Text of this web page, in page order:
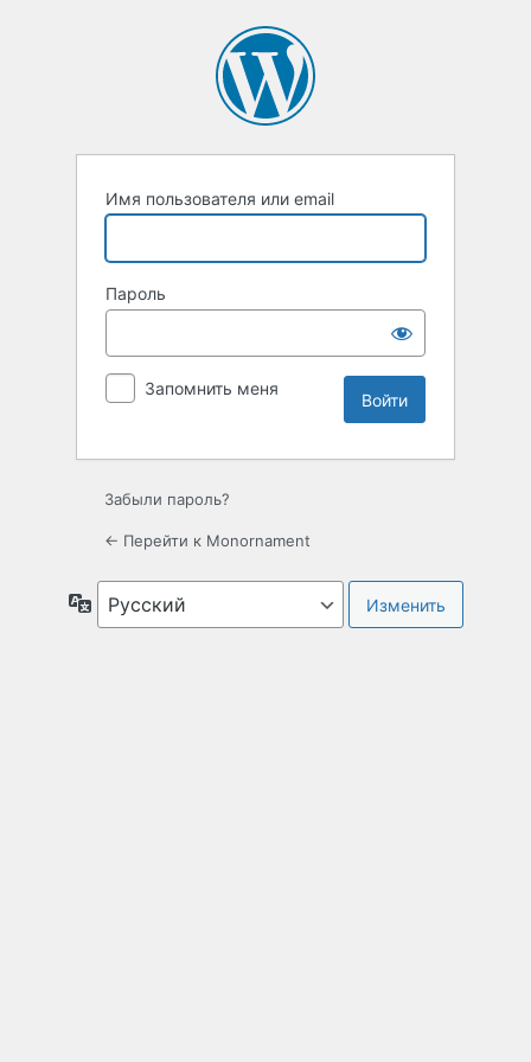
Имя пользователя или email
Пароль
Запомнить меня
Забыли пароль?
← Перейти к Monornament
Язык